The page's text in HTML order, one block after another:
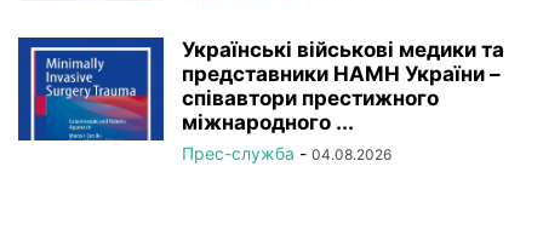
Українські військові медики та
представники НАМН України –
співавтори престижного
міжнародного ...
Прес-служба - 04.08.2026